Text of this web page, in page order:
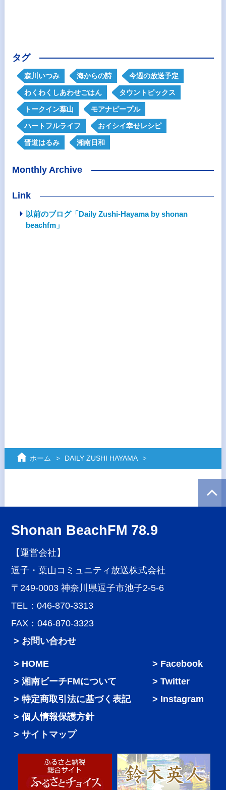
タグ
森川いつみ 海からの詩 今週の放送予定
わくわくしあわせごはん タウントピックス
トークイン葉山 モアナピープル
ハートフルライフ おイシイ幸せレシピ
晋道はるみ 湘南日和
Monthly Archive
Link
以前のブログ「Daily Zushi-Hayama by shonan
beachfm」
ホーム DAILY ZUSHI HAYAMA
Shonan BeachFM 78.9
【運営会社】
逗子・葉山コミュニティ放送株式会社
〒249-0003 神奈川県逗子市池子2-5-6
TEL：046-870-3313
FAX：046-870-3323
> お問い合わせ
HOME
湘南ビーチFMについて
特定商取引法に基づく表記
個人情報保護方針
サイトマップ
Facebook
Twitter
Instagram